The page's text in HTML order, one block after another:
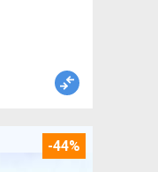
-44%